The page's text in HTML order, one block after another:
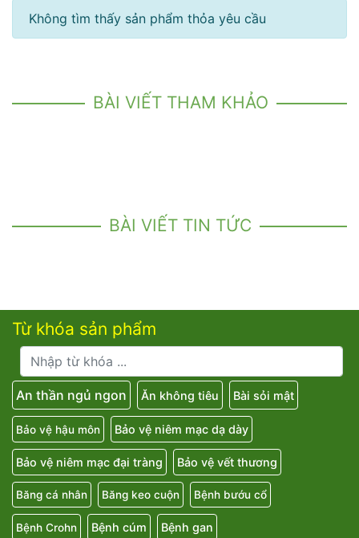
Không tìm thấy sản phẩm thỏa yêu cầu
BÀI VIẾT THAM KHẢO
BÀI VIẾT TIN TỨC
Từ khóa sản phẩm
An thần ngủ ngon Ăn không tiêu Bài sỏi mật
Bảo vệ hậu môn Bảo vệ niêm mạc dạ dày
Bảo vệ niêm mạc đại tràng Bảo vệ vết thương
Băng cá nhân Băng keo cuộn Bệnh bướu cổ
Bệnh Crohn Bệnh cúm Bệnh gan